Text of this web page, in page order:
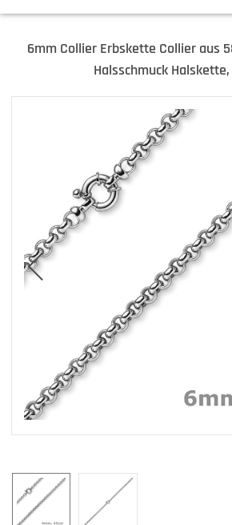
6mm Collier Erbskette Collier aus
Halsschmuck